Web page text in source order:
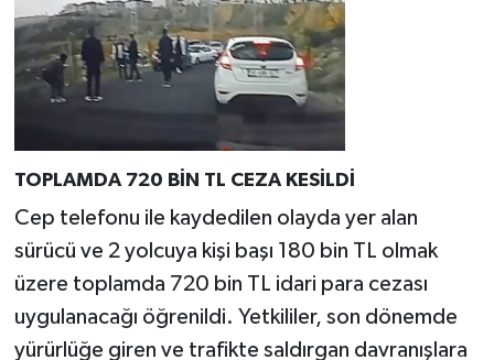
TOPLAMDA 720 BİN TL CEZA KESİLDİ
Cep telefonu ile kaydedilen olayda yer alan
sürücü ve 2 yolcuya kişi başı 180 bin TL olmak
üzere toplamda 720 bin TL idari para cezası
uygulanacağı öğrenildi. Yetkililer, son dönemde
yürürlüğe giren ve trafikte saldırgan davranışlara